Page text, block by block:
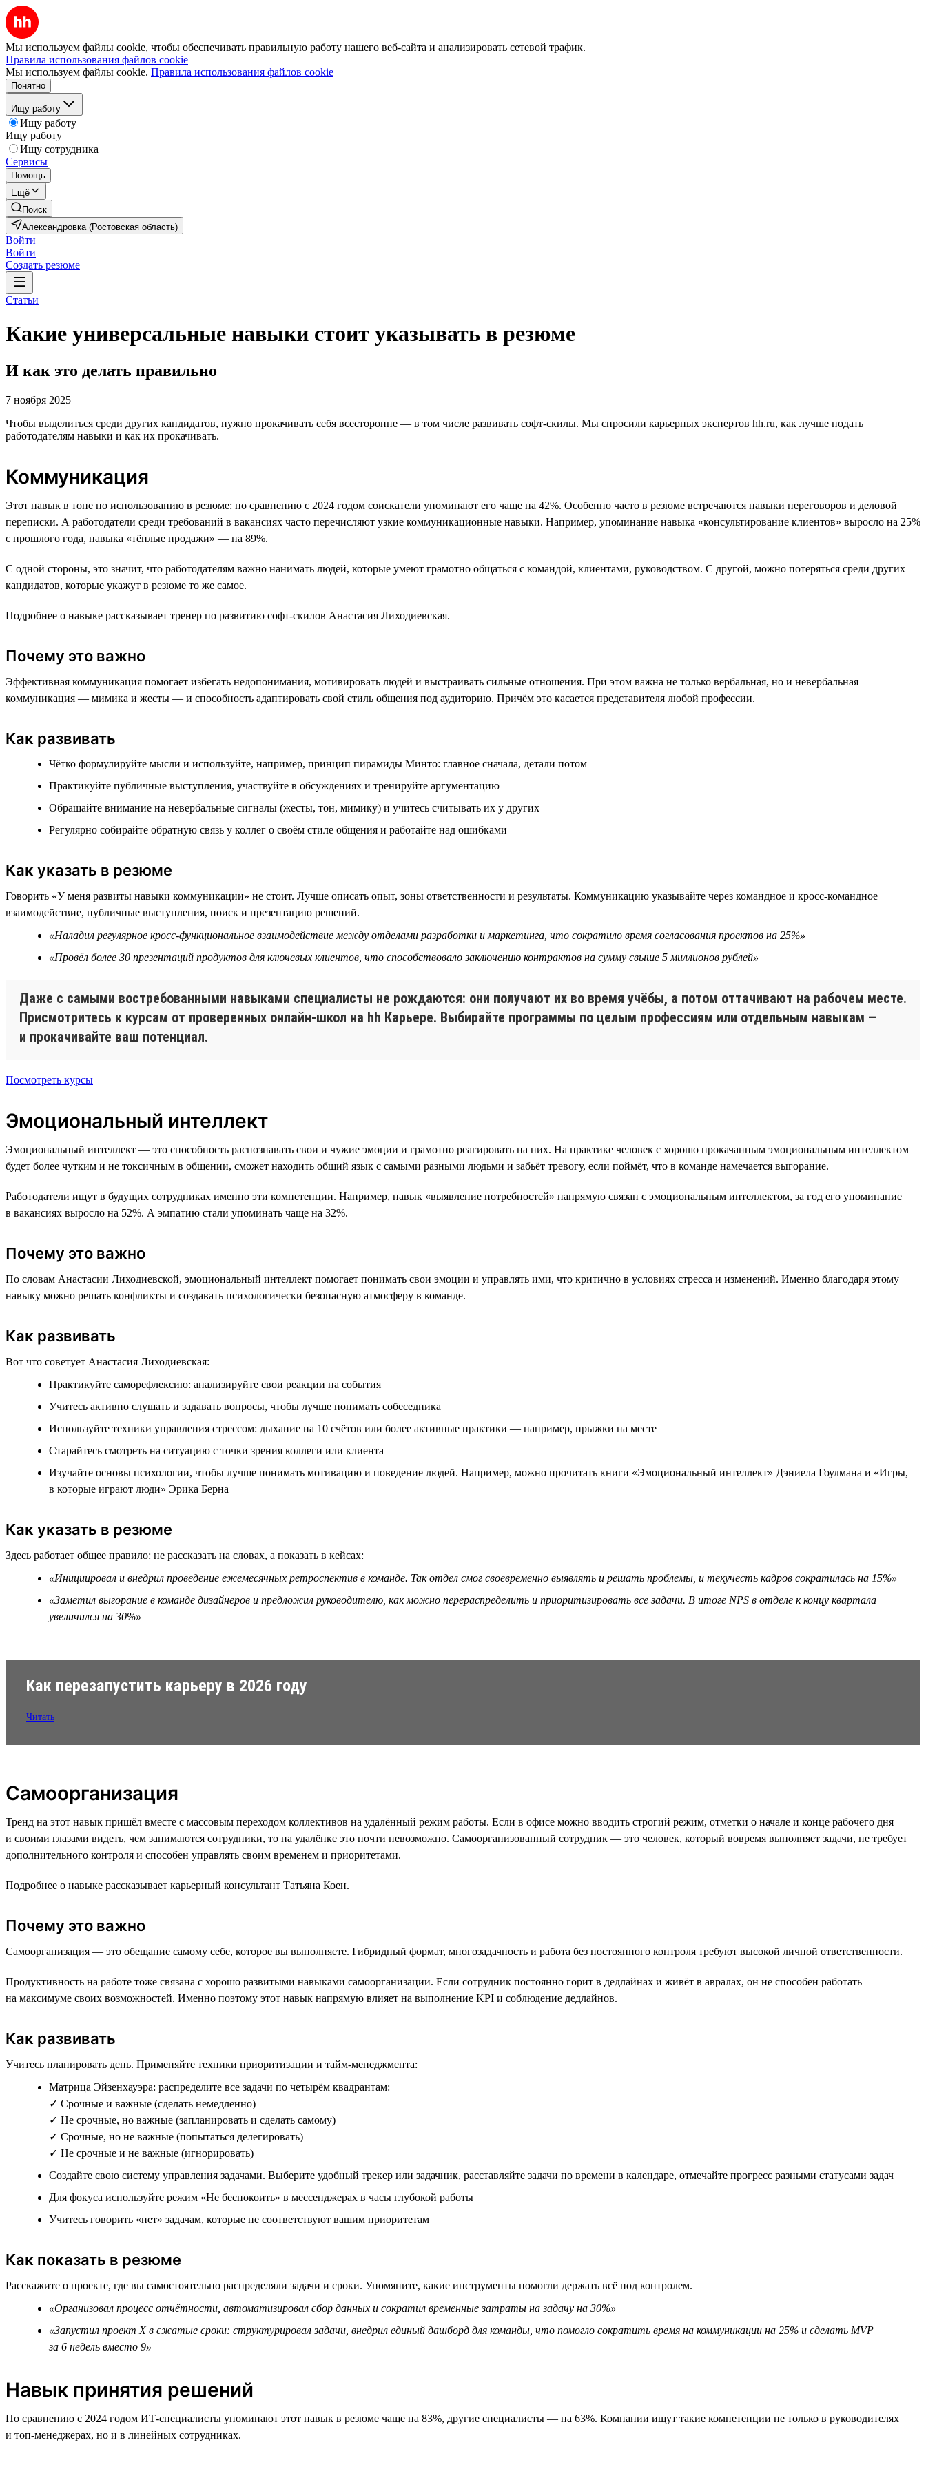
Мы используем файлы cookie, чтобы обеспечивать правильную работу нашего веб-сайта и анализировать сетевой трафик.
Правила использования файлов cookie
Мы используем файлы cookie. Правила использования файлов cookie
Понятно
Ищу работу
Ищу работу
Ищу работу
Ищу сотрудника
Сервисы
Помощь
Ещё
Поиск
Александровка (Ростовская область)
Войти
Войти
Создать резюме
Статьи
Какие универсальные навыки стоит указывать в резюме
И как это делать правильно
7 ноября 2025
Чтобы выделиться среди других кандидатов, нужно прокачивать себя всесторонне — в том числе развивать софт-скилы. Мы спросили карьерных экспертов hh.ru, как лучше подать
работодателям навыки и как их прокачивать.
Коммуникация
Этот навык в топе по использованию в резюме: по сравнению с 2024 годом соискатели упоминают его чаще на 42%. Особенно часто в резюме встречаются навыки переговоров и деловой
переписки. А работодатели среди требований в вакансиях часто перечисляют узкие коммуникационные навыки. Например, упоминание навыка «консультирование клиентов» выросло на 25%
с прошлого года, навыка «тёплые продажи» — на 89%.
С одной стороны, это значит, что работодателям важно нанимать людей, которые умеют грамотно общаться с командой, клиентами, руководством. С другой, можно потеряться среди других
кандидатов, которые укажут в резюме то же самое.
Подробнее о навыке рассказывает тренер по развитию софт-скилов Анастасия Лиходиевская.
Почему это важно
Эффективная коммуникация помогает избегать недопонимания, мотивировать людей и выстраивать сильные отношения. При этом важна не только вербальная, но и невербальная
коммуникация — мимика и жесты — и способность адаптировать свой стиль общения под аудиторию. Причём это касается представителя любой профессии.
Как развивать
Чётко формулируйте мысли и используйте, например, принцип пирамиды Минто: главное сначала, детали потом
Практикуйте публичные выступления, участвуйте в обсуждениях и тренируйте аргументацию
Обращайте внимание на невербальные сигналы (жесты, тон, мимику) и учитесь считывать их у других
Регулярно собирайте обратную связь у коллег о своём стиле общения и работайте над ошибками
Как указать в резюме
Говорить «У меня развиты навыки коммуникации» не стоит. Лучше описать опыт, зоны ответственности и результаты. Коммуникацию указывайте через командное и кросс-командное
взаимодействие, публичные выступления, поиск и презентацию решений.
«Наладил регулярное кросс-функциональное взаимодействие между отделами разработки и маркетинга, что сократило время согласования проектов на 25%»
«Провёл более 30 презентаций продуктов для ключевых клиентов, что способствовало заключению контрактов на сумму свыше 5 миллионов рублей»
Даже с самыми востребованными навыками специалисты не рождаются: они получают их во время учёбы, а потом оттачивают на рабочем месте.
Присмотритесь к курсам от проверенных онлайн-школ на hh Карьере. Выбирайте программы по целым профессиям или отдельным навыкам —
и прокачивайте ваш потенциал.
Посмотреть курсы
Эмоциональный интеллект
Эмоциональный интеллект — это способность распознавать свои и чужие эмоции и грамотно реагировать на них. На практике человек с хорошо прокачанным эмоциональным интеллектом
будет более чутким и не токсичным в общении, сможет находить общий язык с самыми разными людьми и забьёт тревогу, если поймёт, что в команде намечается выгорание.
Работодатели ищут в будущих сотрудниках именно эти компетенции. Например, навык «выявление потребностей» напрямую связан с эмоциональным интеллектом, за год его упоминание
в вакансиях выросло на 52%. А эмпатию стали упоминать чаще на 32%.
Почему это важно
По словам Анастасии Лиходиевской, эмоциональный интеллект помогает понимать свои эмоции и управлять ими, что критично в условиях стресса и изменений. Именно благодаря этому
навыку можно решать конфликты и создавать психологически безопасную атмосферу в команде.
Как развивать
Вот что советует Анастасия Лиходиевская:
Практикуйте саморефлексию: анализируйте свои реакции на события
Учитесь активно слушать и задавать вопросы, чтобы лучше понимать собеседника
Используйте техники управления стрессом: дыхание на 10 счётов или более активные практики — например, прыжки на месте
Старайтесь смотреть на ситуацию с точки зрения коллеги или клиента
Изучайте основы психологии, чтобы лучше понимать мотивацию и поведение людей. Например, можно прочитать книги «Эмоциональный интеллект» Дэниела Гоулмана и «Игры,
в которые играют люди» Эрика Берна
Как указать в резюме
Здесь работает общее правило: не рассказать на словах, а показать в кейсах:
«Инициировал и внедрил проведение ежемесячных ретроспектив в команде. Так отдел смог своевременно выявлять и решать проблемы, и текучесть кадров сократилась на 15%»
«Заметил выгорание в команде дизайнеров и предложил руководителю, как можно перераспределить и приоритизировать все задачи. В итоге NPS в отделе к концу квартала
увеличился на 30%»
Как перезапустить карьеру в 2026 году
Читать
Самоорганизация
Тренд на этот навык пришёл вместе с массовым переходом коллективов на удалённый режим работы. Если в офисе можно вводить строгий режим, отметки о начале и конце рабочего дня
и своими глазами видеть, чем занимаются сотрудники, то на удалёнке это почти невозможно. Самоорганизованный сотрудник — это человек, который вовремя выполняет задачи, не требует
дополнительного контроля и способен управлять своим временем и приоритетами.
Подробнее о навыке рассказывает карьерный консультант Татьяна Коен.
Почему это важно
Самоорганизация — это обещание самому себе, которое вы выполняете. Гибридный формат, многозадачность и работа без постоянного контроля требуют высокой личной ответственности.
Продуктивность на работе тоже связана с хорошо развитыми навыками самоорганизации. Если сотрудник постоянно горит в дедлайнах и живёт в авралах, он не способен работать
на максимуме своих возможностей. Именно поэтому этот навык напрямую влияет на выполнение KPI и соблюдение дедлайнов.
Как развивать
Учитесь планировать день. Применяйте техники приоритизации и тайм-менеджмента:
Матрица Эйзенхауэра: распределите все задачи по четырём квадрантам:
✓ Срочные и важные (сделать немедленно)
✓ Не срочные, но важные (запланировать и сделать самому)
✓ Срочные, но не важные (попытаться делегировать)
✓ Не срочные и не важные (игнорировать)
Создайте свою систему управления задачами. Выберите удобный трекер или задачник, расставляйте задачи по времени в календаре, отмечайте прогресс разными статусами задач
Для фокуса используйте режим «Не беспокоить» в мессенджерах в часы глубокой работы
Учитесь говорить «нет» задачам, которые не соответствуют вашим приоритетам
Как показать в резюме
Расскажите о проекте, где вы самостоятельно распределяли задачи и сроки. Упомяните, какие инструменты помогли держать всё под контролем.
«Организовал процесс отчётности, автоматизировал сбор данных и сократил временные затраты на задачу на 30%»
«Запустил проект Х в сжатые сроки: структурировал задачи, внедрил единый дашборд для команды, что помогло сократить время на коммуникации на 25% и сделать MVP
за 6 недель вместо 9»
Навык принятия решений
По сравнению с 2024 годом ИТ-специалисты упоминают этот навык в резюме чаще на 83%, другие специалисты — на 63%. Компании ищут такие компетенции не только в руководителях
и топ-менеджерах, но и в линейных сотрудниках.